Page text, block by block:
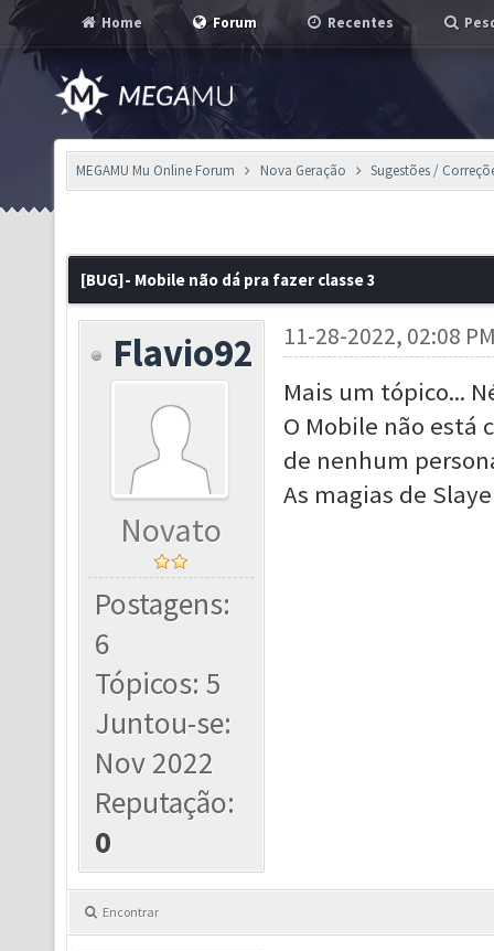
Home Forum Recentes
MEGAMU Mu Online Forum Nova Geração Sugestões /
[BUG]- Mobile não dá pra fazer classe 3
Flavio92
Novato
Postagens:
6
Tópicos: 5
Juntou-se:
Nov 2022
Reputação:
0
11-28-2022, 02:08
Mais um tópico...
O Mobile não está
de nenhum
As magias de
Encontrar